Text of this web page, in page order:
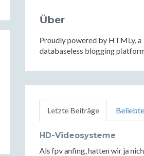
Über
Proudly powered by HTMLy, a
databaseless blogging
Letzte Beiträge
HD-Videosysteme
Als fpv anfing, hatten wir ja